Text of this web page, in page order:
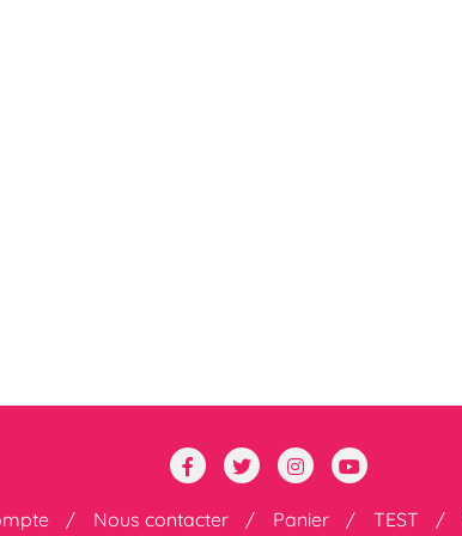
Nous contacter Panier TEST